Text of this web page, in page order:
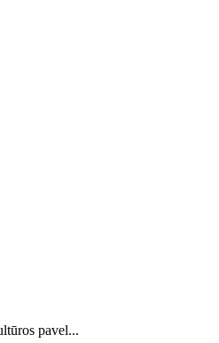
pavel...